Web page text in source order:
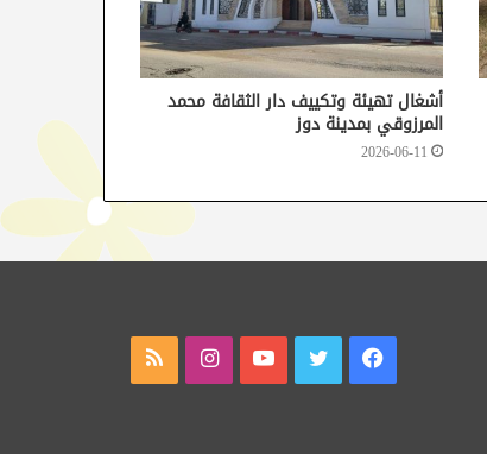
أشغال تهيئة وتكييف دار الثقافة محمد
المرزوقي بمدينة دوز
2026-06-11
فيسبوك تويتر يوتيوب انستقرام